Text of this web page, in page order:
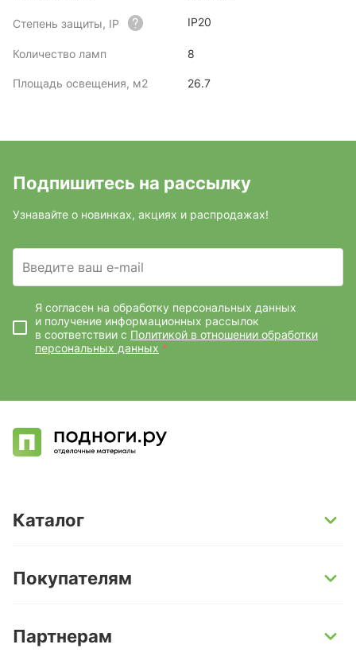
Степень защиты, IP IP20
Количество ламп 8
Площадь освещения, м2 26.7
Подпишитесь на рассылку
Узнавайте о новинках, акциях и распродажах!
Введите ваш e-mail
Я согласен на обработку персональных данных
и получение информационных рассылок
в соответствии с Политикой в отношении обработки
персональных данных *
Каталог
Кварц-винил и LVT-плитка
Ламинат
Покупателям
Условия доставки
Партнерам